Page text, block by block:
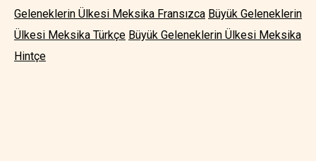
Geleneklerin Ülkesi Meksika Fransızca Büyük Geleneklerin
Ülkesi Meksika Türkçe Büyük Geleneklerin Ülkesi Meksika
Hintçe